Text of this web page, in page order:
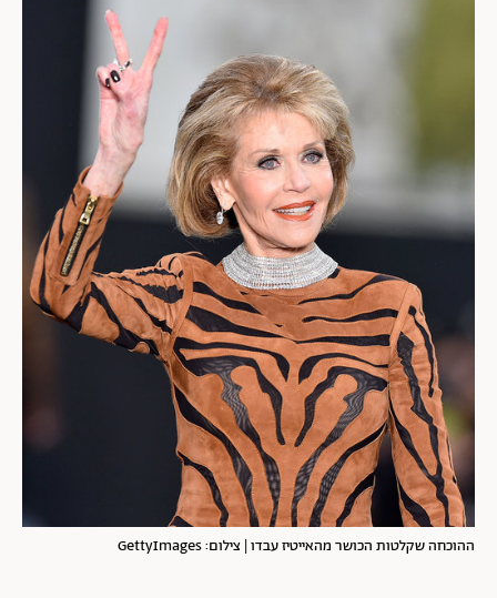
ההוכחה שקלטות הכושר מהאייטיז עבדו | צילום: GettyImages